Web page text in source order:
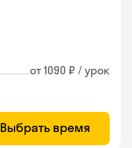
от 1090 ₽ / урок
Выбрать время